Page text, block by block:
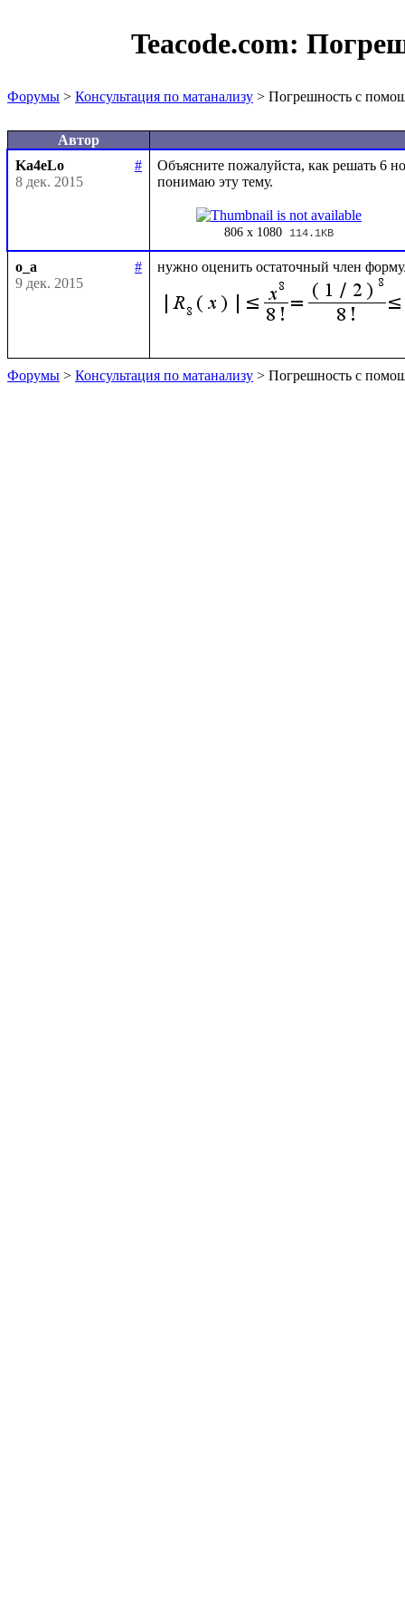
Teacode.com:
Форумы > Консультация по матанализу > Погрешность с
Автор
Ka4eLo
#
8 дек. 2015
Объясните пожалуйста, как решать 6
806 x 1080 114.1KB
o_a
#
9 дек. 2015
нужно оценить остаточный член
Форумы > Консультация по матанализу > Погрешность с